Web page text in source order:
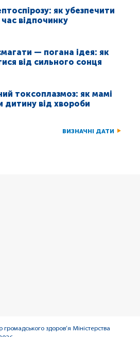
як убезпечити
час відпочинку
— погана ідея: як
від сильного сонця
токсоплазмоз: як мамі
дитину від хвороби
ВИЗНАЧНІ ДАТИ
здоров’я Міністерства